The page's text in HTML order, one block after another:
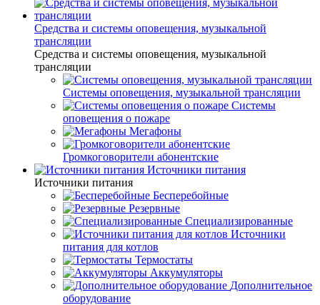
Средства и системы оповещения, музыкальной
трансляции
Средства и системы оповещения, музыкальной
трансляции
Системы оповещения, музыкальной трансляции
Системы
оповещения о пожаре
Мегафоны
Громкоговорители абонентские
Источники питания
Источники питания
Бесперебойные
Резервные
Специализированные
Источники
питания для котлов
Термостаты
Аккумуляторы
Дополнительное
оборудование